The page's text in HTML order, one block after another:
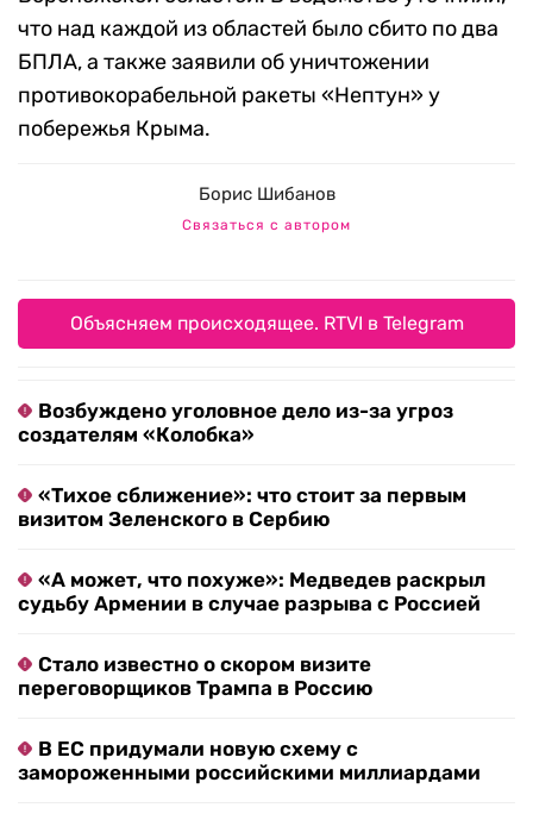
что над каждой из областей было сбито по два
БПЛА, а также заявили об уничтожении
противокорабельной ракеты «Нептун» у
побережья Крыма.
Борис Шибанов
Связаться с автором
Объясняем происходящее. RTVI в Telegram
Возбуждено уголовное дело из-за угроз
создателям «Колобка»
«Тихое сближение»: что стоит за первым
визитом Зеленского в Сербию
«А может, что похуже»: Медведев раскрыл
судьбу Армении в случае разрыва с Россией
Стало известно о скором визите
переговорщиков Трампа в Россию
В ЕС придумали новую схему с
замороженными российскими миллиардами